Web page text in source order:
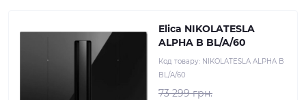
Elica NIKOLATESLA
ALPHA B BL/A/60
Код товару: NIKOLATESLA ALPHA B
BL/A/60
73 299 грн.